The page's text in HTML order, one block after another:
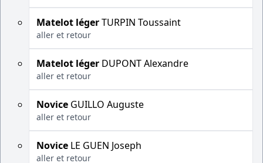
Matelot légerTURPIN Toussaint
aller et retour
Matelot léger DUPONT Alexandre
aller et retour
Novice GUILLO Auguste
aller et retour
Novice LE GUEN Joseph
aller et retour